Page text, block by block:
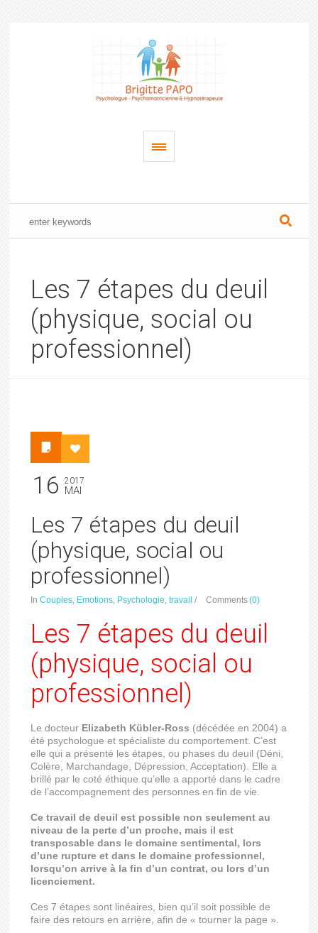
Les 7 étapes du deuil
(physique, social ou
professionnel)
16 2017
MAI
Les 7 étapes du deuil
(physique, social ou
professionnel)
InCouples, Emotions, Psychologie,travail / Comments(0)
Les 7 étapes du deuil
(physique, social ou
professionnel)
Le docteur Elizabeth Kübler-Ross (décédée en 2004) a
été psychologue et spécialiste du comportement. C’est
elle qui a présenté les étapes, ou phases du deuil (Déni,
Colère, Marchandage, Dépression, Acceptation). Elle a
brillé par le coté éthique qu’elle a apporté dans le cadre
de l’accompagnement des personnes en fin de vie.
Ce travail de deuil est possible non seulement au
niveau de la perte d’un proche, mais il est
transposable dans le domaine sentimental, lors
d’une rupture et dans le domaine professionnel,
lorsqu’on arrive à la fin d’un contrat, ou lors d’un
licenciement.
Ces 7 étapes sont linéaires, bien qu’il soit possible de
faire des retours en arrière, afin de « tourner la page ».